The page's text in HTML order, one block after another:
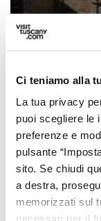
Ci teniamo alla
La tua privacy
puoi scegliere le
preferenze e
pulsante
sito. Se chiudi
a destra,
memorizzati sul
necessari per il
The